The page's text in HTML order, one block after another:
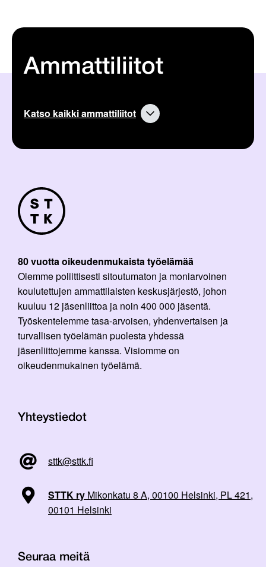
Ammattiliitot
Katso kaikki ammattiliitot
80 vuotta oikeudenmukaista työelämää
Olemme poliittisesti sitoutumaton ja moniarvoinen
koulutettujen ammattilaisten keskusjärjestö, johon
kuuluu 12 jäsenliittoa ja noin 400 000 jäsentä.
Työskentelemme tasa-arvoisen, yhdenvertaisen ja
turvallisen työelämän puolesta yhdessä
jäsenliittojemme kanssa. Visiomme on
oikeudenmukainen työelämä.
Yhteystiedot
sttk@sttk.fi
STTK ry Mikonkatu 8 A, 00100 Helsinki, PL 421,
00101 Helsinki
Seuraa meitä